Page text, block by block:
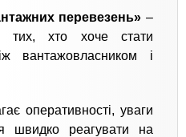
перевезень» –
тих, хто хоче стати
вантажовласником і
оперативності, уваги
швидко реагувати на